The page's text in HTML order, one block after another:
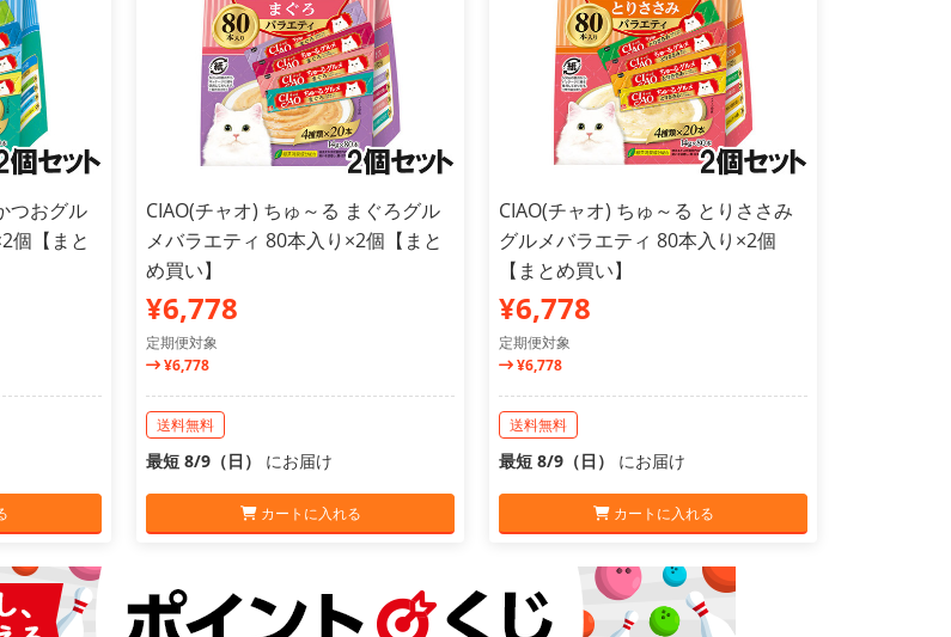
つおグル
個【まと
CIAO(チャオ) ちゅ～る まぐろグル
メバラエティ 80本入り×2個【まと
め買い】
¥6,778
定期便対象
¥6,778
送料無料
最短 8/9（日） にお届け
カートに入れる
CIAO(チャオ) ちゅ～る とりささみ
グルメバラエティ 80本入り×2個
【まとめ買い】
¥6,778
定期便対象
¥6,778
送料無料
最短 8/9（日） にお届け
カートに入れる